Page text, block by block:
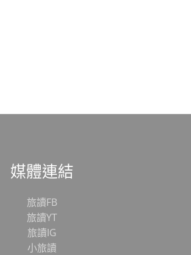
媒體連結
旅讀FB
旅讀YT
旅讀IG
小旅讀